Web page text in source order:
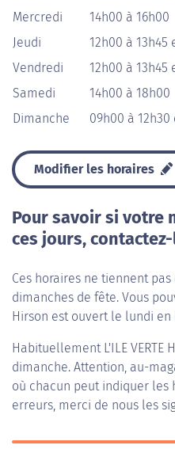
Mercredi
14h00 à 16h00
Jeudi
12h00 à 13h45
Vendredi
12h00 à 13h45
Samedi
14h00 à 18h00
Dimanche
09h00 à 12h30
Modifier les horaires
Pour savoir si votre
ces jours,
Ces horaires ne tiennent
dimanches de fête. Vous
Hirson est ouvert le lundi en
Habituellement L'ILE VERTE
dimanche. Attention, au-
où chacun peut indiquer les
erreurs, merci de nous les